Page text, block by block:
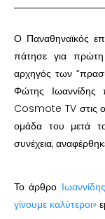
Ο Παναθηναϊκός
πάτησε για
αρχηγός των
Φώτης Ιωαννίδης
Cosmote TV στις
ομάδα του μετά
συνέχεια,
Το άρθρο
γίνουμε καλύτεροι»